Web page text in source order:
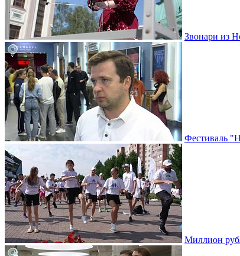
Звонари из
Фестиваль
Миллион